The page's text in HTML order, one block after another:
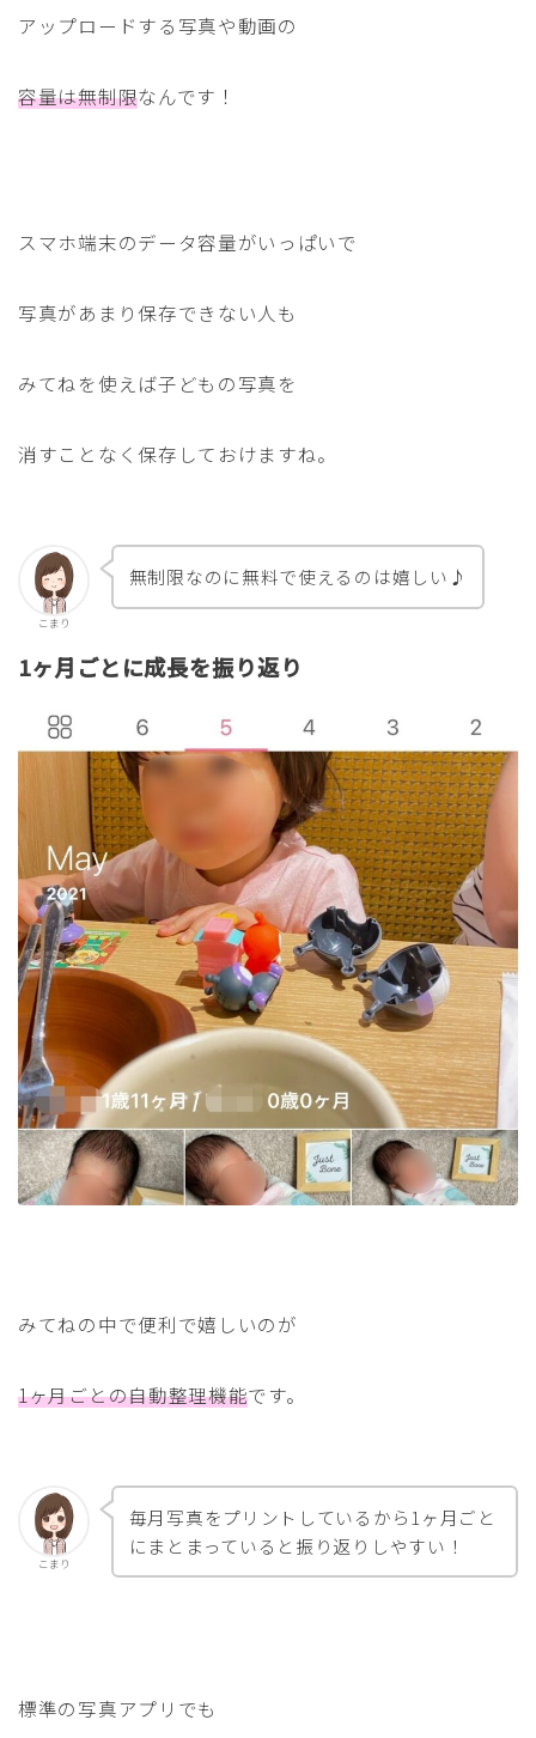
アップロードする写真や動画の
容量は無制限なんです！
スマホ端末のデータ容量がいっぱいで
写真があまり保存できない人も
みてねを使えば子どもの写真を
消すことなく保存しておけますね。
こまり
無制限なのに無料で使えるのは嬉しい♪
1ヶ月ごとに成長を振り返り
みてねの中で便利で嬉しいのが
1ヶ月ごとの自動整理機能です。
こまり
毎月写真をプリントしているから1ヶ月ごと
にまとまっていると振り返りしやすい！
標準の写真アプリでも